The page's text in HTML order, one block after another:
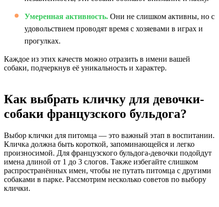
Умеренная активность. Они не слишком активны, но с
удовольствием проводят время с хозяевами в играх и
прогулках.
Каждое из этих качеств можно отразить в имени вашей
собаки, подчеркнув её уникальность и характер.
Как выбрать кличку для девочки-
собаки французского бульдога?
Выбор клички для питомца — это важный этап в воспитании.
Кличка должна быть короткой, запоминающейся и легко
произносимой. Для французского бульдога-девочки подойдут
имена длиной от 1 до 3 слогов. Также избегайте слишком
распространённых имен, чтобы не путать питомца с другими
собаками в парке. Рассмотрим несколько советов по выбору
клички.